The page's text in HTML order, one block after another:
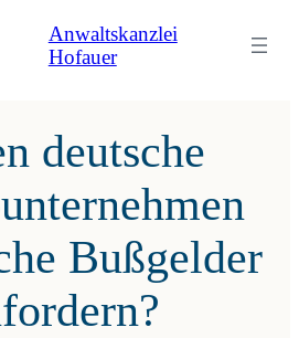
Anwaltskanzlei
Hofauer
deutsche
Bußgelder